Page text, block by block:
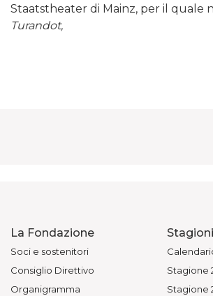
Staatstheater di Mainz, per il quale
Turandot,
La Fondazione
Soci e sostenitori
Consiglio Direttivo
Organigramma
Stagioni
Stagione
Stagione